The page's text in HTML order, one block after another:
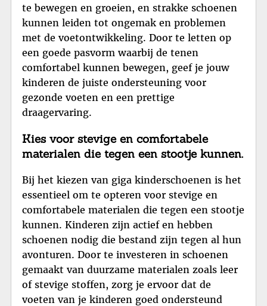
te bewegen en groeien, en strakke schoenen
kunnen leiden tot ongemak en problemen
met de voetontwikkeling. Door te letten op
een goede pasvorm waarbij de tenen
comfortabel kunnen bewegen, geef je jouw
kinderen de juiste ondersteuning voor
gezonde voeten en een prettige
draagervaring.
Kies voor stevige en comfortabele
materialen die tegen een stootje kunnen.
Bij het kiezen van giga kinderschoenen is het
essentieel om te opteren voor stevige en
comfortabele materialen die tegen een stootje
kunnen. Kinderen zijn actief en hebben
schoenen nodig die bestand zijn tegen al hun
avonturen. Door te investeren in schoenen
gemaakt van duurzame materialen zoals leer
of stevige stoffen, zorg je ervoor dat de
voeten van je kinderen goed ondersteund